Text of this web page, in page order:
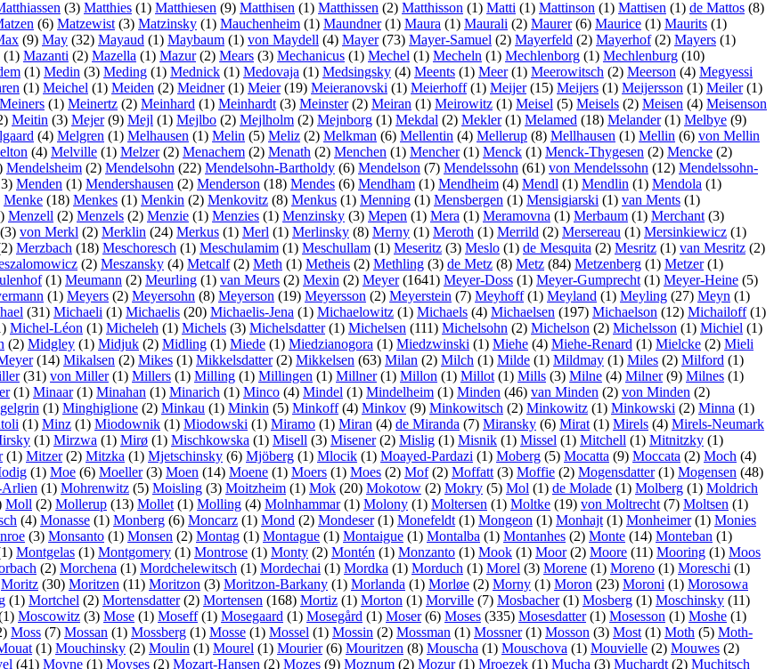
(3) Matthies (1) Matthiesen (9) Matthisen (1) Matthissen (2) Matthisson (1) Matti (1) Mattinson (1) Mattisen (1) de Mattos (8)
(6) Matzewist (3) Matzinsky (1) Mauchenheim (1) Maundner(1) Maura (1) Maurali (2) Maurer(6) Maurice (1) Maurits (1)
(9) May (32) Mayaud (1) Maybaum (1) von Maydell (4) Mayer(73) Mayer-Samuel (2) Mayerfeld (2) Mayerhof(2) Mayers (1)
(1) Mazanti (2) Mazella (1) Mazur(2) Mears (3) Mechanicus (1) Mechel (1) Mecheln (1) Mechlenborg (1) Mechlenburg (10)
(1) Medin (3) Meding (1) Mednick (1) Medovaja (1) Medsingsky (4) Meents (1) Meer(1) Meerowitsch (2) Meerson (4) Megyessi
(1) Meichel (1) Meiden (2) Meidner(1) Meier(19) Meieranovski (1) Meierhoff(1) Meijer(15) Meijers (1) Meijersson (1) Meiler(1)
Meiners (1) Meinertz (2) Meinhard (1) Meinhardt (3) Meinster(2) Meiran (1) Meirowitz (1) Meisel (5) Meisels (2) Meisen (4) Meisenson
Meitin (3) Mejer(9) Mejl (1) Mejlbo (2) Mejlholm (2) Mejnborg (1) Mekdal (2) Mekler(1) Melamed (18) Melander(1) Melbye (9)
(4) Melgren (1) Melhausen (1) Melin (5) Meliz (2) Melkman (6) Mellentin (4) Mellerup (8) Mellhausen (1) Mellin (6) von Mellin
(4) Melville (1) Melzer(2) Menachem (2) Menath (2) Menchen (1) Mencher(1) Menck (1) Menck-Thygesen (2) Mencke (2)
Mendelsheim (2) Mendelsohn (22) Mendelsohn-Bartholdy (6) Mendelson (7) Mendelssohn (61) von Mendelssohn (12) Mendelssohn-
Menden (1) Mendershausen (2) Menderson (18) Mendes (6) Mendham (1) Mendheim (4) Mendl (1) Mendlin (1) Mendola (1)
Menke (18) Menkes (1) Menkin (2) Menkovitz (8) Menkus (1) Menning (1) Mensbergen (1) Mensigiarski (1) van Ments (1)
Menzell (2) Menzels (2) Menzie (1) Menzies (1) Menzinsky (3) Mepen (1) Mera (1) Meramovna (1) Merbaum (1) Merchant (3)
(3) von Merkl (2) Merklin (24) Merkus (1) Merl (1) Merlinsky (8) Merny (1) Meroth (1) Merrild (2) Mersereau (1) Mersinkiewicz (1)
Merzbach (18) Meschoresch (1) Meschulamim (1) Meschullam (1) Meseritz (3) Meslo (1) de Mesquita (2) Mesritz (1) van Mesritz (2)
(2) Meszansky (4) Metcalf(2) Meth (1) Metheis (2) Methling (3) de Metz (8) Metz (84) Metzenberg (1) Metzer(1)
(1) Meumann (2) Meurling (1) van Meurs (2) Mexin (2) Meyer(1641) Meyer-Doss (1) Meyer-Gumprecht (1) Meyer-Heine (5)
(1) Meyers (2) Meyersohn (8) Meyerson (19) Meyersson (2) Meyerstein (7) Meyhoff(1) Meyland (1) Meyling (27) Meyn (1)
(31) Michaeli (1) Michaelis (20) Michaelis-Jena (1) Michaelowitz (1) Michaels (4) Michaelsen (197) Michaelson (12) Michailoff(1)
Michel-Léon (1) Micheleh (1) Michels (3) Michelsdatter(1) Michelsen (111) Michelsohn (2) Michelson (2) Michelsson (1) Michiel (1)
(2) Midgley (1) Midjuk (2) Midling (1) Miede (1) Miedzianogora (1) Miedzwinski (1) Miehe (4) Miehe-Renard (1) Mielcke (2) Mieli
(14) Mikalsen (2) Mikes (1) Mikkelsdatter(2) Mikkelsen (63) Milan (2) Milch (1) Milde (1) Mildmay (1) Miles (2) Milford (1)
(31) von Miller(1) Millers (1) Milling (1) Millingen (1) Millner(1) Millon (1) Millot (1) Mills (3) Milne (4) Milner(9) Milnes (1)
(1) Minaar(1) Minahan (1) Minarich (1) Minco (4) Mindel (1) Mindelheim (1) Minden (46) van Minden (2) von Minden (2)
(1) Minghiglione (2) Minkau (1) Minkin (5) Minkoff(4) Minkov (9) Minkowitsch (2) Minkowitz (1) Minkowski (2) Minna (1)
(1) Minz (1) Miodownik (1) Miodowski (1) Miramo (1) Miran (4) de Miranda (7) Miransky (6) Mirat (1) Mirels (4) Mirels-Neumark
(1) Mirzwa (1) Mirø (1) Mischkowska (1) Misell (3) Misener(2) Mislig (1) Misnik (1) Missel (1) Mitchell (1) Mitnitzky (1)
(1) Mitzer(2) Mitzka (1) Mjetschinsky (6) Mjöberg (1) Mlocik (1) Moayed-Pardazi (1) Moberg (5) Mocatta (9) Moccata (2) Moch (4)
(1) Moe (6) Moeller(3) Moen (14) Moene (1) Moers (1) Moes (2) Mof(2) Moffatt (3) Moffie (2) Mogensdatter(1) Mogensen (48)
(1) Mohrenwitz (5) Moisling (3) Moitzheim (1) Mok (20) Mokotow (2) Mokry (5) Mol (1) de Molade (1) Molberg (1) Moldrich
Moll (2) Mollerup (13) Mollet (1) Molling (4) Molnhammar(1) Molony (1) Moltersen (1) Moltke (19) von Moltrecht (7) Moltsen (1)
(4) Monasse (1) Monberg (6) Moncarz (1) Mond (2) Mondeser(1) Monefeldt (1) Mongeon (1) Monhajt (1) Monheimer(1) Monies
(3) Monsanto (1) Monsen (2) Montag (1) Montague (1) Montaigue (1) Montalba (1) Montanhes (2) Monte (14) Monteban (1)
Montgelas (1) Montgomery (1) Montrose (1) Monty (2) Montén (1) Monzanto (1) Mook (1) Moor(2) Moore (11) Mooring (1) Moos
(2) Morchena (1) Mordchelewitsch (1) Mordechai (1) Mordka (1) Morduch (1) Morel (3) Morene (1) Moreno (1) Moreschi (1)
Moritz (30) Moritzen (11) Moritzon (3) Moritzon-Barkany (1) Morlanda (1) Morløe (2) Morny (1) Moron (23) Moroni (1) Morosowa
(1) Mortchel (2) Mortensdatter(2) Mortensen (168) Mortiz (1) Morton (1) Morville (7) Mosbacher(1) Mosberg (1) Moschinsky (11)
Moscowitz (3) Mose (1) Moseff(1) Mosegaard (1) Mosegård (1) Moser(6) Moses (335) Mosesdatter(1) Mosesson (1) Moshe (1)
Moss (7) Mossan (1) Mossberg (1) Mosse (1) Mossel (1) Mossin (2) Mossman (1) Mossner(1) Mosson (3) Most (1) Moth (5) Moth-
(1) Mouchinsky (2) Moulin (1) Mourel (1) Mourier(6) Mouritzen (8) Mouscha (1) Mouschova (1) Mouvielle (2) Mouwes (2)
(41) Moyne (1) Moyses (2) Mozart-Hansen (2) Mozes (9) Moznum (2) Mozur(1) Mroezek (1) Mucha (3) Muchardt (2) Muchitsch